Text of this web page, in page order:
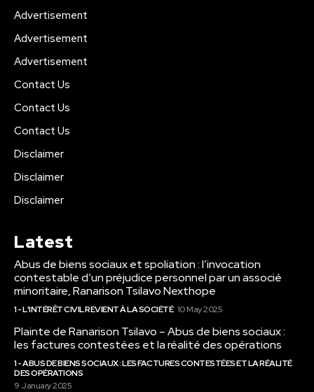
Advertisement
Advertisement
Advertisement
Contact Us
Contact Us
Contact Us
Disclaimer
Disclaimer
Disclaimer
Latest
Abus de biens sociaux et spoliation : l’invocation
contestable d’un préjudice personnel par un associé
minoritaire, Ranarison Tsilavo Nexthope
1 - L'INTÉRÊT CIVIL REVIENT À LA SOCIÉTÉ 10 May 2025
Plainte de Ranarison Tsilavo – Abus de biens sociaux :
les factures contestées et la réalité des opérations
1 - ABUS DE BIENS SOCIAUX : LES FACTURES CONTESTÉES ET LA RÉALITÉ
DES OPÉRATIONS
9 January 2025